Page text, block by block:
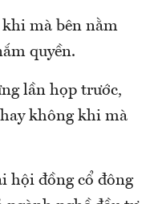
khi mà bên nằm
quyền.
lần họp trước,
không khi mà
hội đồng cổ đông